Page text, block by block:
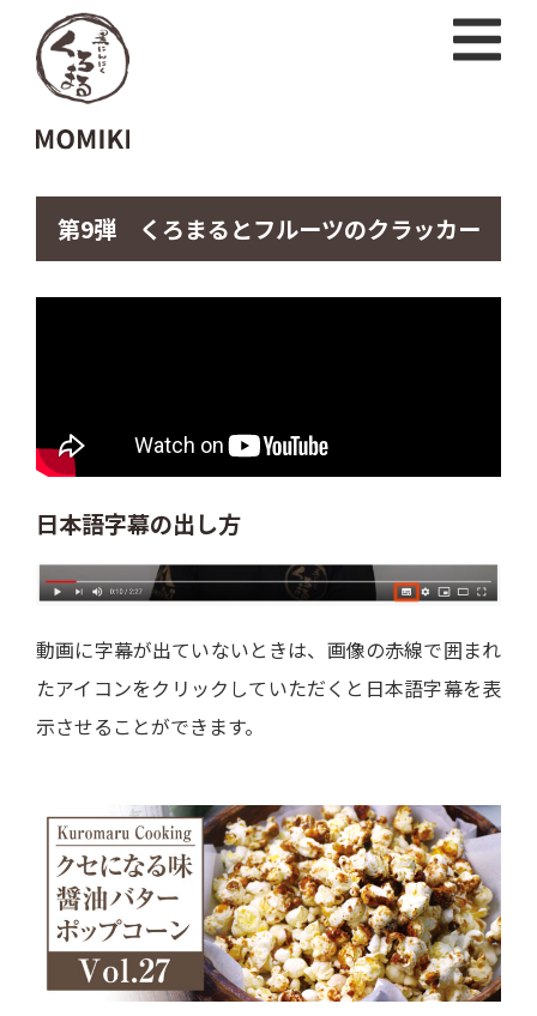
第9弾 くろまるとフルーツのクラッカー
日本語字幕の出し方
動画に字幕が出ていないときは、画像の赤線で囲まれ
たアイコンをクリックしていただくと日本語字幕を表
示させることができます。